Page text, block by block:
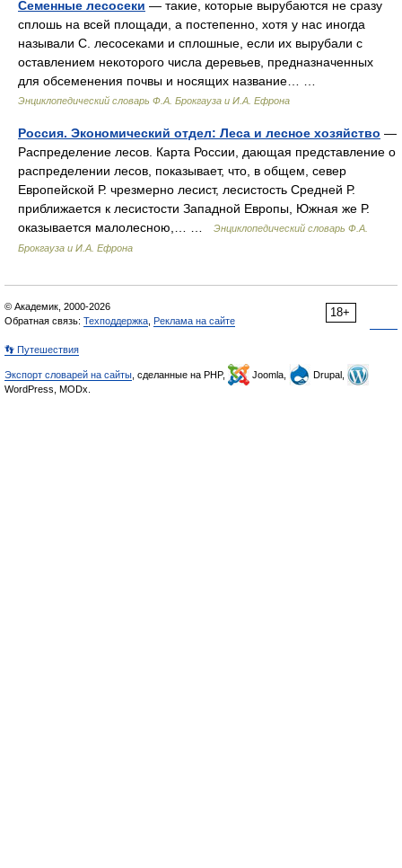
Семенные лесосеки — такие, которые вырубаются не сразу
сплошь на всей площади, а постепенно, хотя у нас иногда
называли С. лесосеками и сплошные, если их вырубали с
оставлением некоторого числа деревьев, предназначенных
для обсеменения почвы и носящих название… …
Энциклопедический словарь Ф.А. Брокгауза и И.А. Ефрона
Россия. Экономический отдел: Леса и лесное хозяйство —
Распределение лесов. Карта России, дающая представление о
распределении лесов, показывает, что, в общем, север
Европейской Р. чрезмерно лесист, лесистость Средней Р.
приближается к лесистости Западной Европы, Южная же Р.
оказывается малолесною,… …
Энциклопедический словарь Ф.А.
Брокгауза и И.А. Ефрона
18+
© Академик, 2000-2026
Обратная связь: Техподдержка Реклама на сайте
👣 Путешествия
Экспорт словарей на сайты , сделанные на PHP, Joomla,
Drupal,
WordPress, MODx.